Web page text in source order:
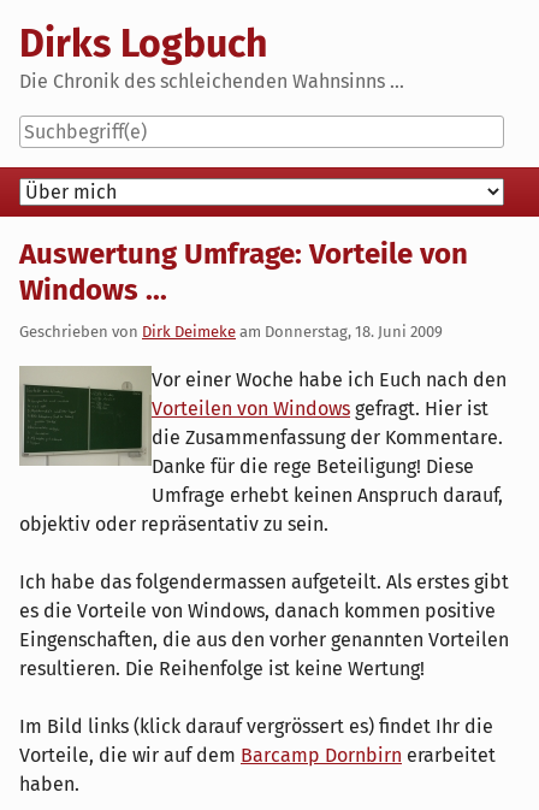
content
Dirks Logbuch
Die Chronik des schleichenden Wahnsinns ...
Navigation
Auswertung Umfrage: Vorteile von
Windows ...
Geschrieben von Dirk Deimeke am Donnerstag, 18. Juni 2009
Vor einer Woche habe ich Euch nach den
Vorteilen von Windows gefragt. Hier ist
die Zusammenfassung der Kommentare.
Danke für die rege Beteiligung! Diese
Umfrage erhebt keinen Anspruch darauf,
objektiv oder repräsentativ zu sein.
Ich habe das folgendermassen aufgeteilt. Als erstes gibt
es die Vorteile von Windows, danach kommen positive
Eingenschaften, die aus den vorher genannten Vorteilen
resultieren. Die Reihenfolge ist keine Wertung!
Im Bild links (klick darauf vergrössert es) findet Ihr die
Vorteile, die wir auf dem Barcamp Dornbirn erarbeitet
haben.